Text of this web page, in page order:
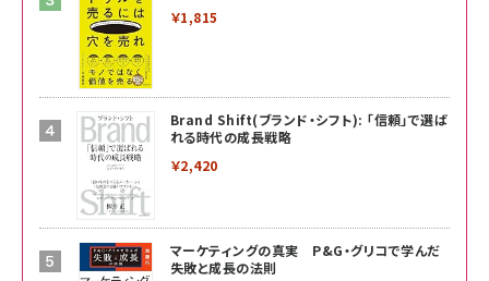
￥1,815
Brand Shift(ブランド・シフト): 「信頼」で選ば
れる時代の成長戦略
￥2,420
マーケティングの真実 P&G・グリコで学んだ
失敗と成長の法則